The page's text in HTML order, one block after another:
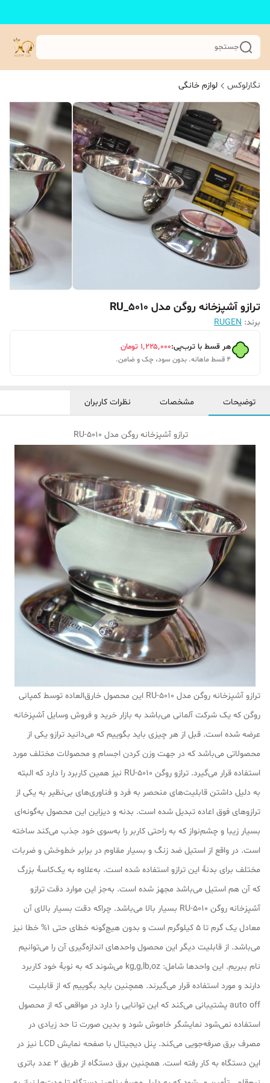
جستجو
نگارلوکس لوازم خانگی
ترازو آشپزخانه روگن مدل RU_5010
برند: RUGEN
هر قسط با ترب‌پی:۱٬۲۲۵٬۰۰۰ تومان
۴ قسط ماهانه. بدون سود، چک و ضامن.
توضیحات مشخصات نظرات کاربران
ترازو آشپزخانه روگن مدل RU-5010
ترازو آشپزخانه روگن مدل RU-5010 این محصول خارق‌العاده توسط کمپانی
روگن که یک شرکت آلمانی می‌باشد به بازار خرید و فروش وسایل آشپزخانه
عرضه شده است. قبل از هر چیزی باید بگوییم که می‌دانید ترازو یکی از
محصولاتی می‌باشد که در جهت وزن کردن اجسام و محصولات مختلف مورد
استفاده قرار می‌گیرد. ترازو روگن RU-5010 نیز همین کاربرد را دارد که البته
به دلیل داشتن قابلیت‌های منحصر به فرد و فناوری‌های بی‌نظیر به یکی از
ترازوهای فوق اعاده تبدیل شده است. بدنه و دیزاین این محصول به‌گونه‌ای
بسیار زیبا و چشم‌نواز که به‌ راحتی کاربر را به‌سوی خود جذب می‌کند ساخته
است. در واقع از استیل ضد زنگ و بسیار مقاوم در برابر خط‌وخش و ضربات
مختلف برای بدنهٔ این ترازو استفاده شده است. به‌علاوه به یک‌کاسهٔ بزرگ
که آن هم استیل می‌باشد مجهز شده است. به‌جز این موارد دقت ترازو
آشپزخانه روگن RU-5010 بسیار بالا می‌باشد. چراکه دقت بسیار بالای آن
معادل یک گرم تا ۵ کیلوگرم است و بدون هیچ‌گونه خطای حتی 1% خطا نیز
می‌باشد. از قابلیت دیگر این محصول واحدهای اندازه‌گیری آن را می‌توانیم
نام ببریم. این واحدها شامل: kg,g,lb,oz می‌شوند که به نوبهٔ خود کاربرد
دارند و مورد استفاده قرار می‌گیرند. همچنین باید بگوییم که از قابلیت
auto off پشتیبانی می‌کند که این توانایی را دارد در مواقعی که از محصول
استفاده نمی‌شود نمایشگر خاموش شود و بدین صورت تا حد زیادی در
مصرف برق صرفه‌جویی می‌کند. پنل دیجیتال با صفحه نمایش LCD نیز در
این دستگاه به کار رفته است. همچنین برق دستگاه از طریق ۲ عدد باتری